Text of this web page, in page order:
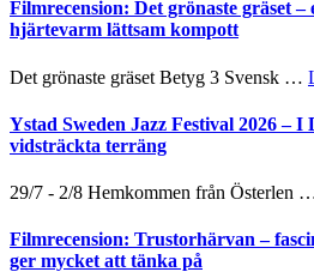
Filmrecension: Det grönaste gräset –
hjärtevarm lättsam kompott
Det grönaste gräset Betyg 3 Svensk …
Ystad Sweden Jazz Festival 2026 – I
vidsträckta terräng
29/7 - 2/8 Hemkommen från Österlen
Filmrecension: Trustorhärvan –
ger mycket att tänka på